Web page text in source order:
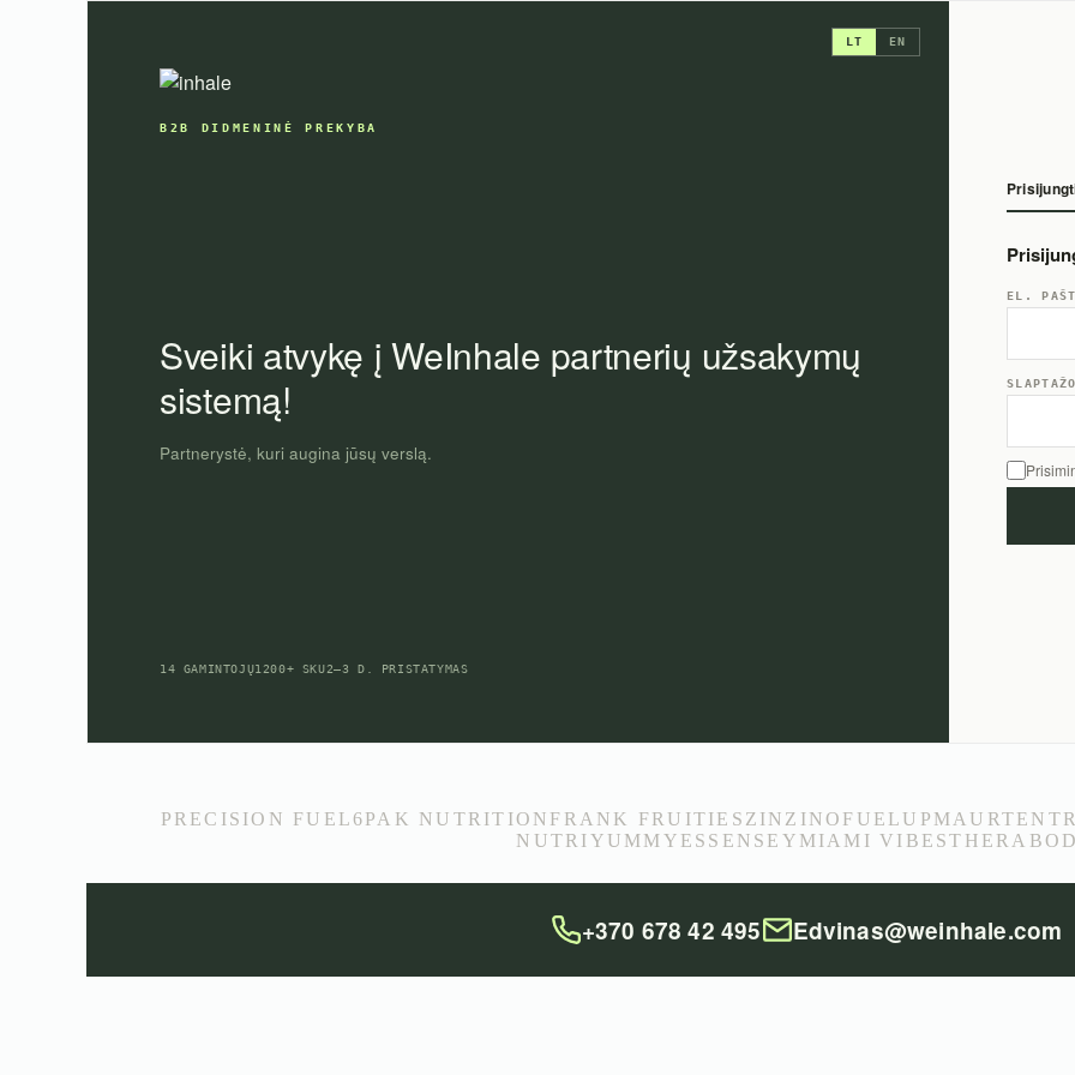
LT EN
B2B DIDMENINĖ PREKYBA
Sveiki atvykę į WeInhale partnerių užsakymų
sistemą!
Partnerystė, kuri augina jūsų verslą.
14 GAMINTOJŲ1200+ SKU2–3 D. PRISTATYMAS
EL.
PRECISION FUEL 6PAK NUTRITION FRANK FRUITIES ZINZINO FUELUP MAURTEN
NUTRIYUMMY ESSENSEY MIAMI VIBES
+370 678 42 495 Edvinas@weinhale.com